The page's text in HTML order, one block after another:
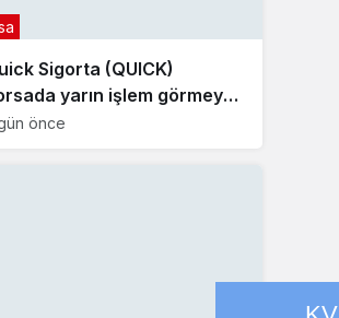
Sigorta (QUICK)
yarın işlem görmeye
önce